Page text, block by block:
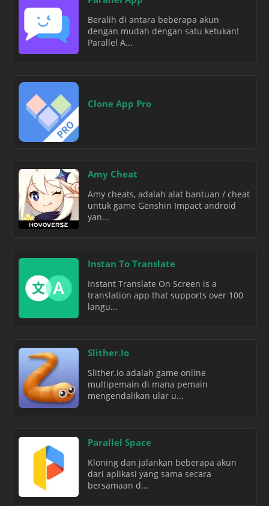
Beralih di antara beberapa akun
dengan mudah dengan satu ketukan!
Parallel A...
Clone App Pro
Amy Cheat
Amy cheats, adalah alat bantuan / cheat
untuk game Genshin Impact android
yan...
Instan To Translate
Instant Translate On Screen is a
translation app that supports over 100
langu...
Slither.Io
Slither.io adalah game online
multipemain di mana pemain
mengendalikan ular u...
Parallel Space
Kloning dan jalankan beberapa akun
dari aplikasi yang sama secara
bersamaan d...